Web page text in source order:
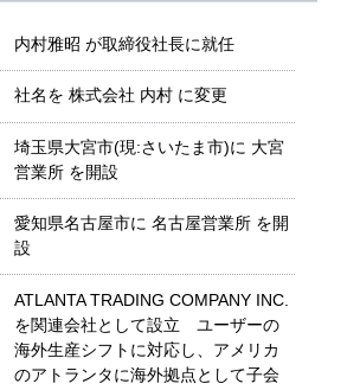
内村雅昭 が取締役社長に就任
社名を 株式会社 内村 に変更
埼玉県大宮市(現:さいたま市)に 大宮
営業所 を開設
愛知県名古屋市に 名古屋営業所 を開
設
ATLANTA TRADING COMPANY INC.
を関連会社として設立 ユーザーの
海外生産シフトに対応し、アメリカ
のアトランタに海外拠点として子会